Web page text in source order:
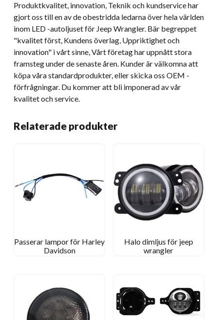
Produktkvalitet, innovation, Teknik och kundservice har
gjort oss till en av de obestridda ledarna över hela världen
inom LED -autoljuset för Jeep Wrangler. Bär begreppet
"kvalitet först, Kundens överlag, Uppriktighet och
innovation" i vårt sinne, Vårt företag har uppnått stora
framsteg under de senaste åren. Kunder är välkomna att
köpa våra standardprodukter, eller skicka oss OEM -
förfrågningar. Du kommer att bli imponerad av vår
kvalitet och service.
Relaterade produkter
Passerar lampor för Harley
Davidson
Halo dimljus för jeep
wrangler